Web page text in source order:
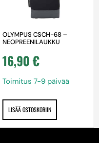
OLYMPUS CSCH-68 –
NEOPREENILAUKKU
16,90€
Toimitus 7-9 päivää
LISÄÄ OSTOSKORIIN